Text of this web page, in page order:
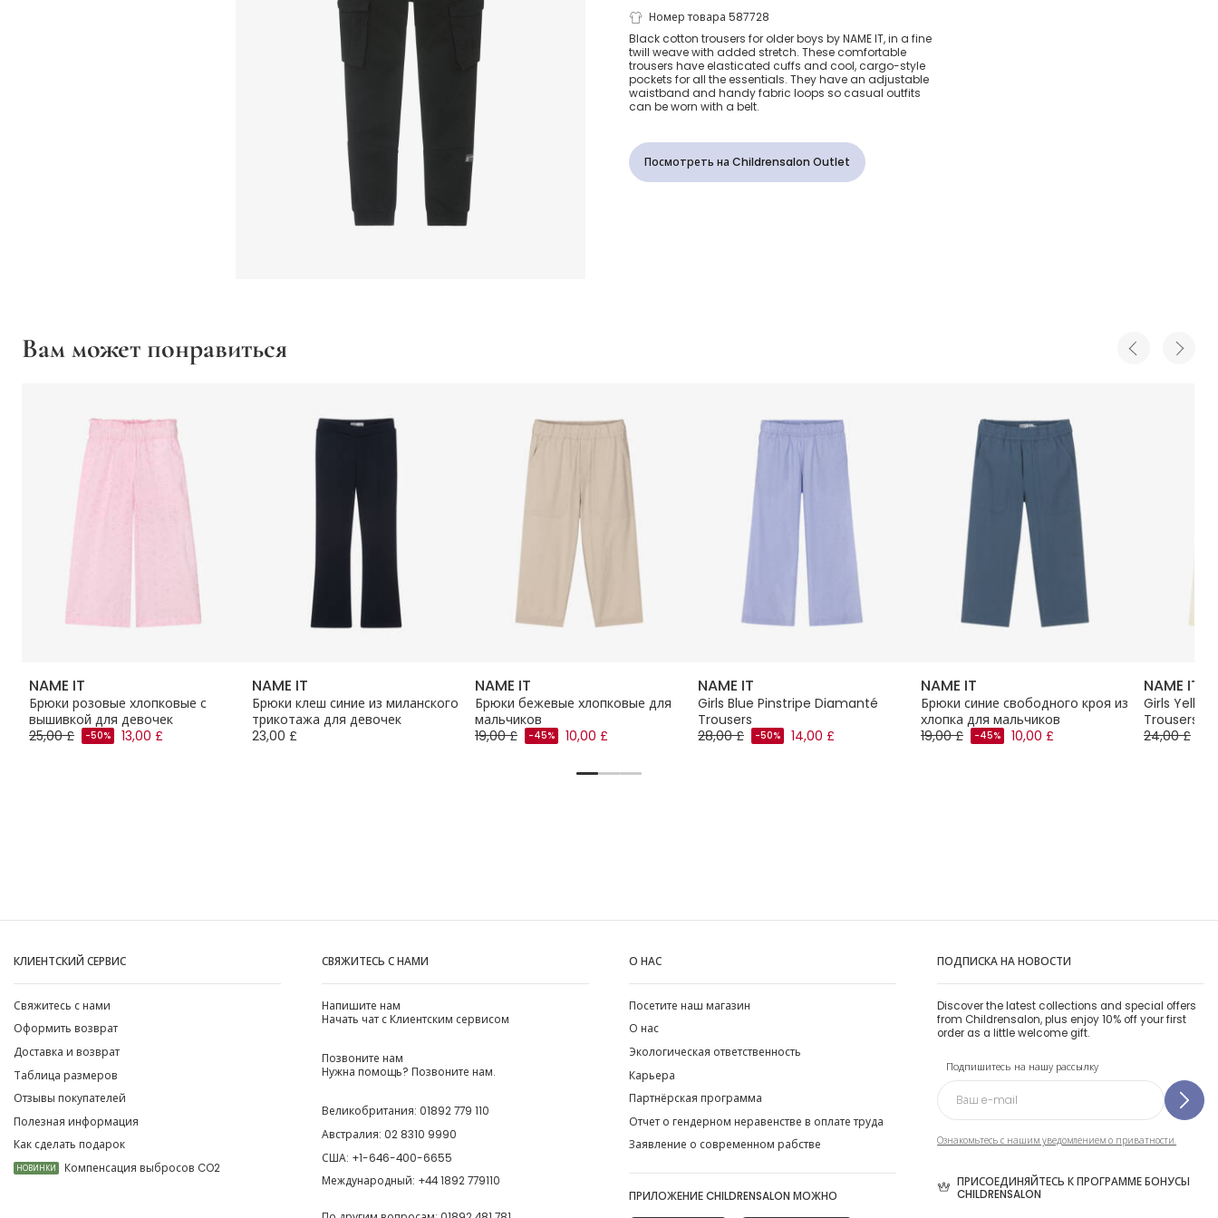
Boys Black Cotton
Cargo Trousers
Номер товара 587728
Black cotton trousers for older boys by NAME IT, in a fine
twill weave with added stretch. These comfortable
trousers have elasticated cuffs and cool, cargo-style
pockets for all the essentials. They have an adjustable
waistband and handy fabric loops so casual outfits
can be worn with a belt.
Посмотреть на Childrensalon Outlet
Вам может понравиться
NAME IT
Брюки розовые хлопковые с
вышивкой для девочек
25,00 £
-50% 13,00 £
NAME IT
Брюки клеш синие из миланского
трикотажа для девочек
23,00 £
NAME IT
Брюки бежевые хлопковые для
мальчиков
19,00 £
-45% 10,00 £
NAME IT
Girls Blue Pinstripe Diamanté
Trousers
28,00 £
-50% 14,00 £
NAME IT
Брюки синие свободного кроя из
хлопка для мальчиков
19,00 £
-45% 10,00 £
NAME IT
Girls
Trousers
24,00 £
КЛИЕНТСКИЙ СЕРВИС
Свяжитесь с нами
Оформить возврат
Доставка и возврат
Таблица размеров
Отзывы покупателей
Полезная информация
Как сделать подарок
НОВИНКИ Компенсация выбросов CO2
СВЯЖИТЕСЬ С НАМИ
Напишите нам
Начать чат с Клиентским сервисом
Позвоните нам
Нужна помощь? Позвоните нам.
Великобритания: 01892 779 110
Австралия: 02 8310 9990
США: +1-646-400-6655
Международный: +44 1892 779110
О НАС
Посетите наш магазин
О нас
Экологическая ответственность
Карьера
Партнёрская программа
Отчет о гендерном неравенстве в оплате труда
Заявление о современном рабстве
ПРИЛОЖЕНИЕ CHILDRENSALON МОЖНО
ПОДПИСКА НА НОВОСТИ
Discover the latest collections and special offers
from Childrensalon, plus enjoy 10% off your first
order as a little welcome gift.
Подпишитесь на нашу рассылку
Ознакомьтесь с нашим уведомлением о приватности.
ПРИСОЕДИНЯЙТЕСЬ К ПРОГРАММЕ БОНУСЫ
CHILDRENSALON